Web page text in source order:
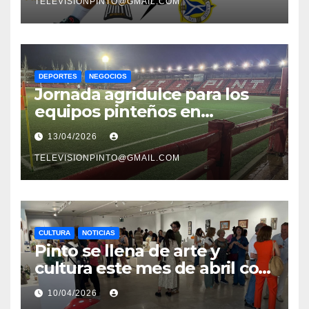
DEPORTES NEGOCIOS
Jornada agridulce para los
equipos pinteños en
Preferente con el liderato del
Atlético de Pinto bajo
amenaza
13/04/2026
TELEVISIONPINTO@GMAIL.COM
CULTURA NOTICIAS
Pinto se llena de arte y
cultura este mes de abril con
una variada programación de
exposiciones y espectáculos
10/04/2026